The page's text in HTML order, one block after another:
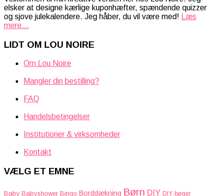
elsker at designe kærlige kuponhæfter, spændende quizzer
og sjove julekalendere. Jeg håber, du vil være med!
Læs
mere...
LIDT OM LOU NOIRE
Om Lou Noire
Mangler din bestilling?
FAQ
Handelsbetingelser
Institutioner & virksomheder
Kontakt
VÆLG ET EMNE
Baby Babyshower Bingo Borddækning Børn DIY DIY-bøger